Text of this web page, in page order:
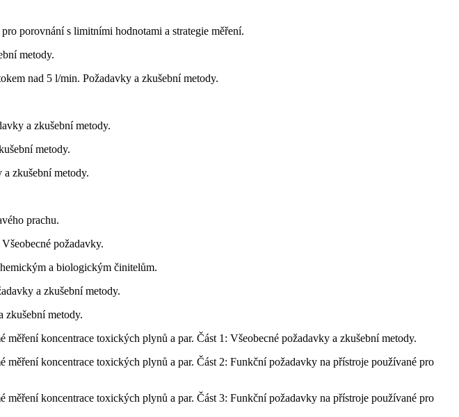
porovnání s limitními hodnotami a strategie měření.
metody.
nad 5 l/min. Požadavky a zkušební metody.
a zkušební metody.
metody.
zkušební metody.
prachu.
požadavky.
a biologickým činitelům.
a zkušební metody.
zkušební metody.
koncentrace toxických plynů a par. Část 1: Všeobecné požadavky a zkušební metody.
koncentrace toxických plynů a par. Část 2: Funkční požadavky na přístroje používané pro
koncentrace toxických plynů a par. Část 3: Funkční požadavky na přístroje používané pro